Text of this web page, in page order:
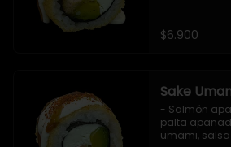
$6.900
Sake
- Salmón
palta
umami,